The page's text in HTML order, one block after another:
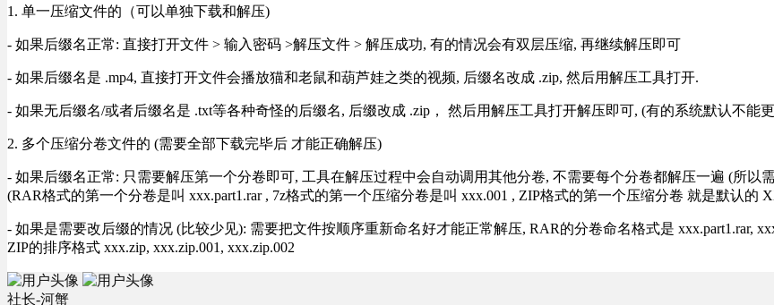
1. 单一压缩文件的（可以单独下载和解压)
- 如果后缀名正常: 直接打开文件 > 输入密码 >解压文件 > 解压成功, 有的情况会有双层压缩, 再继续解压即可
- 如果后缀名是 .mp4, 直接打开文件会播放猫和老鼠和葫芦娃之类的视频, 后缀名改成 .zip, 然后用解压工具打开.
- 如果无后缀名/或者后缀名是 .txt等各种奇怪的后缀名, 后缀改成 .zip， 然后用解压工具打开解压即可, (有的系统默认不能
2. 多个压缩分卷文件的 (需要全部下载完毕后 才能正确解压)
- 如果后缀名正常: 只需要解压第一个分卷即可, 工具在解压过程中会自动调用其他分卷, 不需要每个分卷都解压一遍 (所以
(RAR格式的第一个分卷是叫 xxx.part1.rar , 7z格式的第一个压缩分卷是叫 xxx.001 , ZIP格式的第一个压缩分卷 就是默认的
- 如果是需要改后缀的情况 (比较少见): 需要把文件按顺序重新命名好才能正常解压, RAR的分卷命名格式是 xxx.part1.rar,
ZIP的排序格式 xxx.zip, xxx.zip.001, xxx.zip.002
社长-河蟹